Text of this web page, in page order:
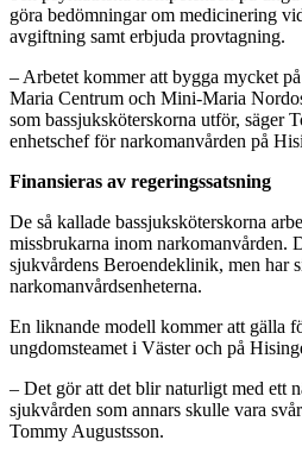
göra bedömningar om medicinering
avgiftning samt erbjuda provtagning.
– Arbetet kommer att bygga mycket
Maria Centrum och Mini-Maria
som bassjuksköterskorna utför, säger
enhetschef för narkomanvården på
Finansieras av regeringssatsning
De så kallade bassjuksköterskorna
missbrukarna inom narkomanvården.
sjukvårdens Beroendeklinik, men har
narkomanvårdsenheterna.
En liknande modell kommer att gälla
ungdomsteamet i Väster och på
– Det gör att det blir naturligt med ett
sjukvården som annars skulle vara
Tommy Augustsson.